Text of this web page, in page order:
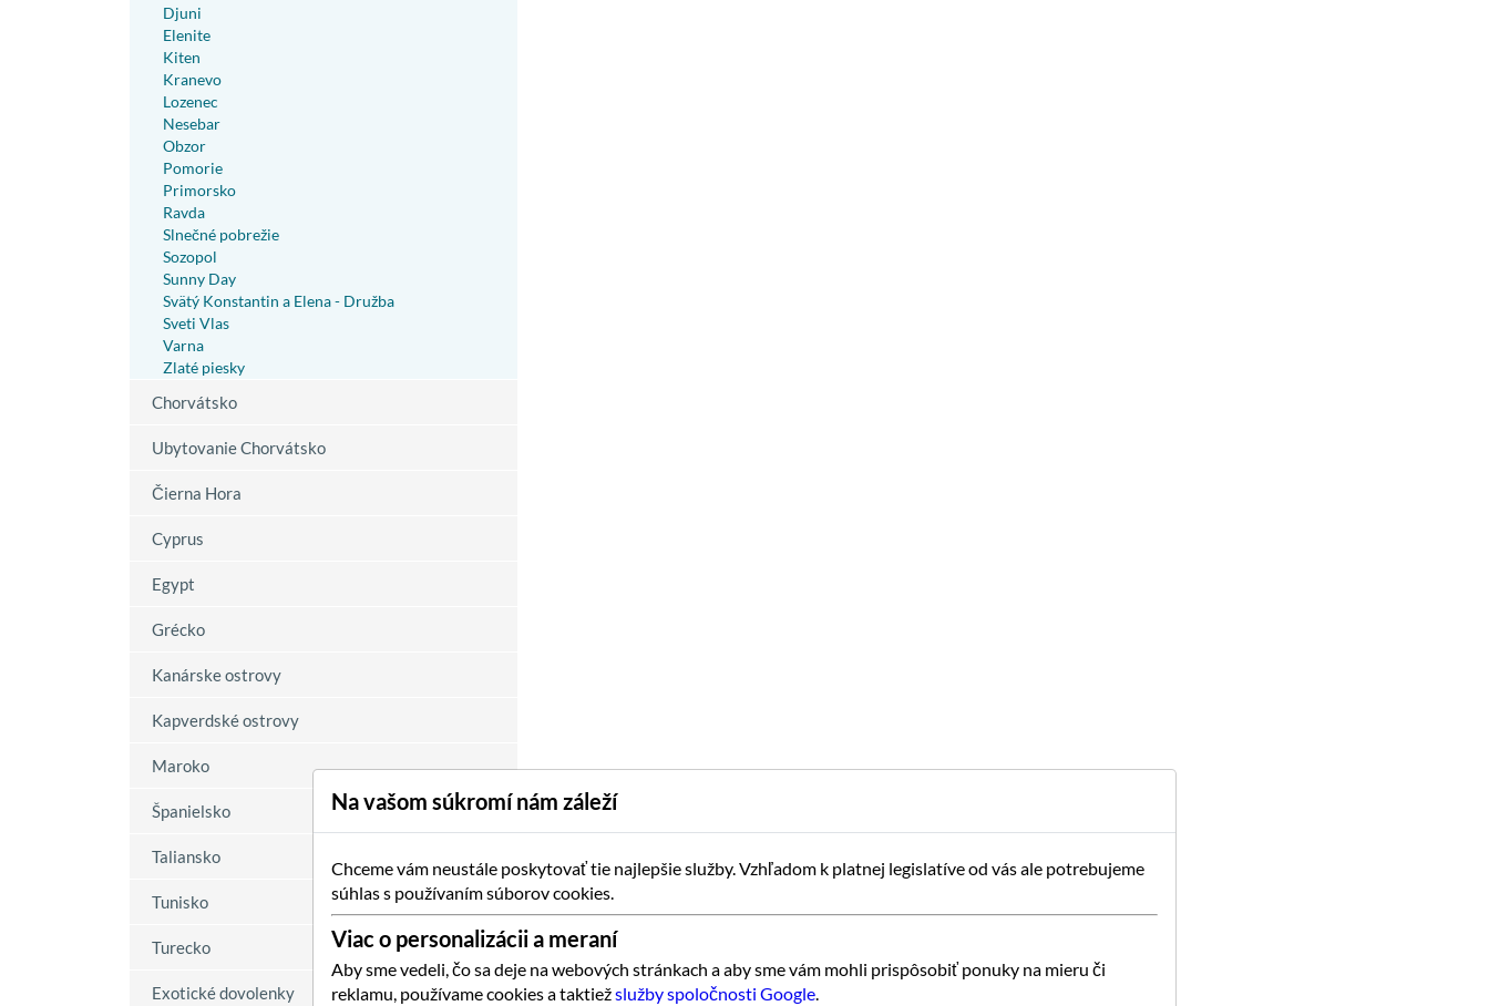
Djuni
Elenite
Kiten
Kranevo
Lozenec
Nesebar
Obzor
Pomorie
Primorsko
Ravda
Slnečné pobrežie
Sozopol
Sunny Day
Svätý Konstantin a Elena - Družba
Sveti Vlas
Varna
Zlaté piesky
Chorvátsko
Ubytovanie Chorvátsko
Čierna Hora
Cyprus
Egypt
Grécko
Kanárske ostrovy
Kapverdské ostrovy
Maroko
Španielsko
Taliansko
Tunisko
Turecko
Exotické dovolenky
Na vašom súkromí nám záleží
Chceme vám neustále poskytovať tie najlepšie služby. Vzhľadom k platnej legislatíve od vás ale potrebujeme
súhlas s používaním súborov cookies.
Viac o personalizácii a meraní
Aby sme vedeli, čo sa deje na webových stránkach a aby sme vám mohli prispôsobiť ponuky na mieru či
reklamu, používame cookies a taktiežslužby spoločnosti Google.